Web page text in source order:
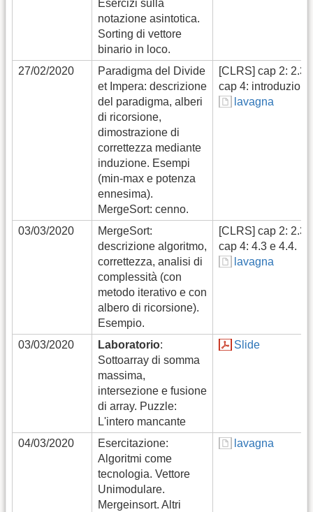
Esercizi sulla
notazione asintotica.
Sorting di vettore
binario in loco.
27/02/2020
Paradigma del Divide
et Impera: descrizione
del paradigma, alberi
di ricorsione,
dimostrazione di
correttezza mediante
induzione. Esempi
(min-max e potenza
ennesima).
MergeSort: cenno.
[CLRS] cap 2: 2.3,
cap 4:
lavagna
03/03/2020
MergeSort:
descrizione algoritmo,
correttezza, analisi di
complessità (con
metodo iterativo e con
albero di ricorsione).
Esempio.
[CLRS] cap 2: 2.3,
cap 4: 4.3 e 4.4.
lavagna
03/03/2020 Laboratorio:
Sottoarray di somma
massima,
intersezione e fusione
di array. Puzzle:
L'intero mancante
Slide
04/03/2020
Esercitazione:
Algoritmi come
tecnologia. Vettore
Unimodulare.
Mergeinsort. Altri
lavagna